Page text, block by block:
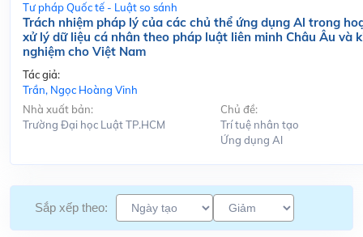
Tư pháp Quốc tế - Luật so sánh
Trách nhiệm pháp lý của các chủ thể ứng dụng Al trong
xử lý dữ liệu cá nhân theo pháp luật liên minh Châu Âu và
nghiệm cho Việt Nam
Tác giả:
Trần, Ngọc Hoàng Vinh
Nhà xuất bản:
Trường Đại học Luật TP.HCM
Chủ đề:
Trí tuệ nhân tạo
Ứng dụng Al
Sắp xếp theo: